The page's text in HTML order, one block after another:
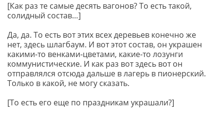
[Как раз те самые десять вагонов? То есть такой,
солидный состав…]
Да, да. То есть вот этих всех деревьев конечно же
нет, здесь шлагбаум. И вот этот состав, он украшен
какими-то венками-цветами, какие-то лозунги
коммунистические. И как раз вот здесь вот он
отправлялся отсюда дальше в лагерь в пионерский.
Только в какой, не могу сказать.
[То есть его еще по праздникам украшали?]